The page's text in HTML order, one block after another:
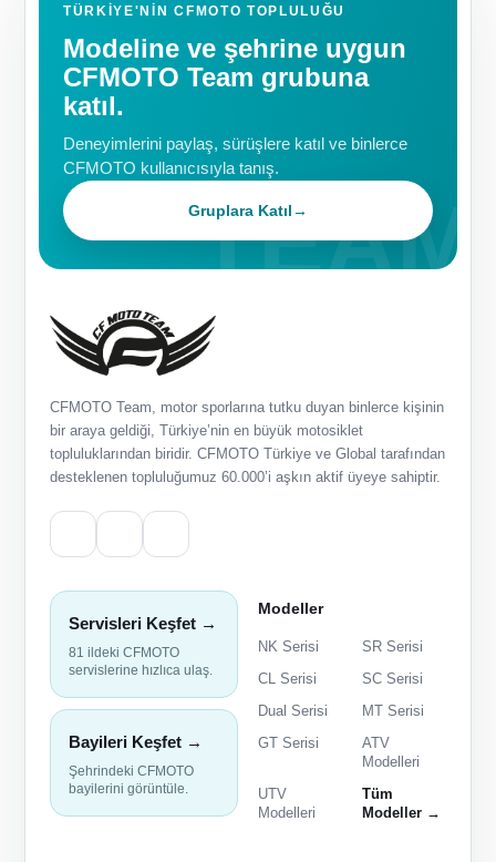
TÜRKIYE'NIN CFMOTO TOPLULUĞU
Modeline ve şehrine uygun
CFMOTO Team grubuna
katıl.
Deneyimlerini paylaş, sürüşlere katıl ve binlerce
CFMOTO kullanıcısıyla tanış.
Gruplara Katıl→
CFMOTO Team, motor sporlarına tutku duyan binlerce kişinin
bir araya geldiği, Türkiye’nin en büyük motosiklet
topluluklarından biridir. CFMOTO Türkiye ve Global tarafından
desteklenen topluluğumuz 60.000’i aşkın aktif üyeye sahiptir.
Servisleri Keşfet →
81 ildeki CFMOTO
servislerine hızlıca ulaş.
Bayileri Keşfet →
Şehrindeki CFMOTO
bayilerini görüntüle.
Modeller
NK Serisi
SR Serisi
CL Serisi
SC Serisi
Dual Serisi
MT Serisi
GT Serisi
ATV
Modelleri
UTV
Modelleri
Tüm
Modeller →